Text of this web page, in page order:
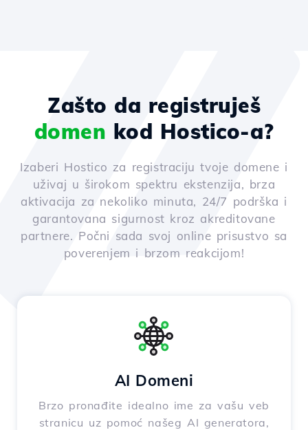
Zašto da registruješ
domen kod Hostico-a?
Izaberi Hostico za registraciju tvoje domene i
uživaj u širokom spektru ekstenzija, brza
aktivacija za nekoliko minuta, 24/7 podrška i
garantovana sigurnost kroz akreditovane
partnere. Počni sada svoj online prisustvo sa
poverenjem i brzom reakcijom!
AI Domeni
Brzo pronađite idealno ime za vašu veb
stranicu uz pomoć našeg AI generatora,